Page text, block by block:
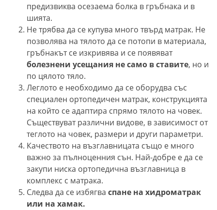
предизвиква осезаема болка в гръбнака и в
шията.
Не трябва да се купува много твърд матрак. Не
позволява на тялото да се потопи в материала,
гръбнакът се изкривява и се появяват
болезнени усещания не само в ставите, но и
по цялото тяло.
Леглото е необходимо да се оборудва със
специален ортопедичен матрак, конструкцията
на който се адаптира спрямо тялото на човек.
Съществуват различни видове, в зависимост от
теглото на човек, размери и други параметри.
Качеството на възглавницата също е много
важно за пълноценния сън. Най-добре е да се
закупи ниска ортопедична възглавница в
комплекс с матрака.
Следва да се избягва спане на хидроматрак
или на хамак.